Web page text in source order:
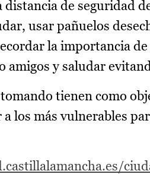
de seguridad
usar pañuelos
la importancia de
y saludar
tienen como
los más vulnerables